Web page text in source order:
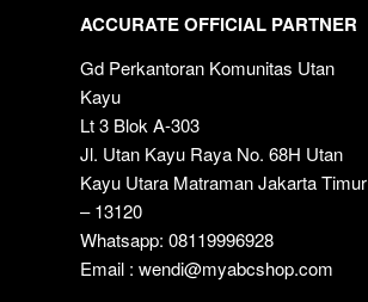
ACCURATE OFFICIAL PARTNER
Gd Perkantoran Komunitas Utan
Kayu
Lt 3 Blok A-303
Jl. Utan Kayu Raya No. 68H Utan
Kayu Utara Matraman Jakarta Timur
– 13120
Whatsapp: 08119996928
Email : wendi@myabcshop.com